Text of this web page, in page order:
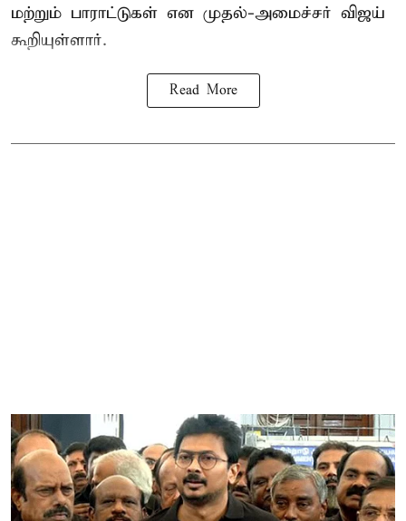
மற்றும் பாராட்டுகள் என முதல்-அமைச்சர் விஜய்
கூறியுள்ளார்.
Read More